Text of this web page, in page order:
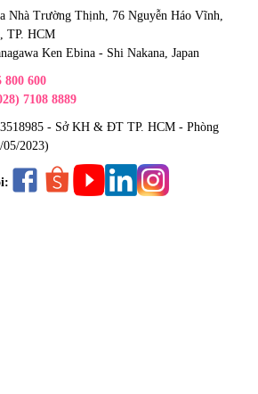
Nhà Trường Thịnh, 76 Nguyễn Háo Vĩnh,
TP. HCM
Ken Ebina - Shi Nakana, Japan
800 600
7108 8889
- Sở KH & ĐT TP. HCM - Phòng
2023)